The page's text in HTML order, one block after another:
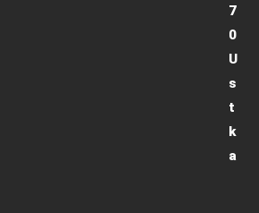
7
0
U
s
t
k
a